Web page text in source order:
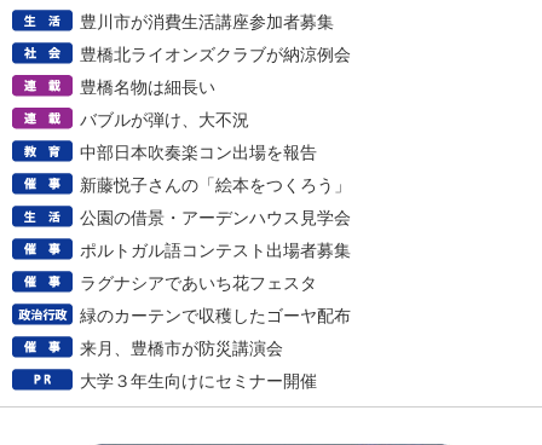
豊川市が消費生活講座参加者募集
豊橋北ライオンズクラブが納涼例会
豊橋名物は細長い
バブルが弾け、大不況
中部日本吹奏楽コン出場を報告
新藤悦子さんの「絵本をつくろう」
公園の借景・アーデンハウス見学会
ポルトガル語コンテスト出場者募集
ラグナシアであいち花フェスタ
緑のカーテンで収穫したゴーヤ配布
来月、豊橋市が防災講演会
大学３年生向けにセミナー開催